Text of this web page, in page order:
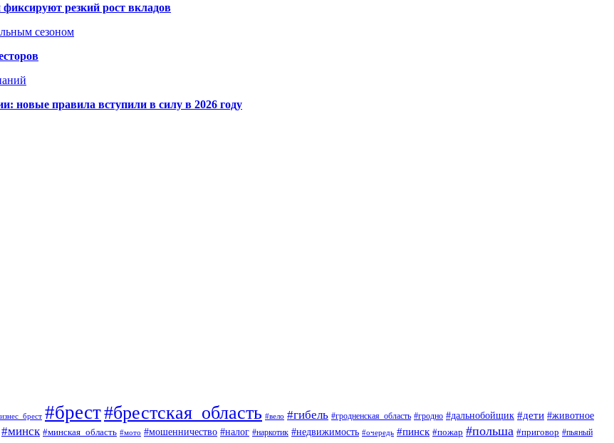
резкий рост вкладов
сезоном
новые правила вступили в силу в 2026 году
#брест#брестская_область #вело #гибель #гродненская_область #гродно #дальнобойщик #дети #животное
#минск #минская_область #мото #мошенничество #налог #наркотик #недвижимость #очередь #пинск #пожар #польша #приговор #пьяный